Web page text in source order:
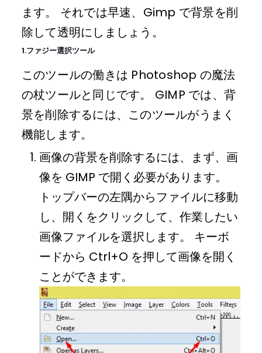
ます。 それでは早速、Gimp で背景を削
除して透明にしましょう。
1.ファジー選択ツール
このツールの働きは Photoshop の魔法
の杖ツールと同じです。 GIMP では、背
景を削除するには、このツールがうまく
機能します。
画像の背景を削除するには、まず、画
像を GIMP で開く必要があります。
トップバーの左隅からファイルに移動
し、開くをクリックして、作業したい
画像ファイルを選択します。 キーボ
ードから Ctrl+O を押して画像を開く
ことができます。